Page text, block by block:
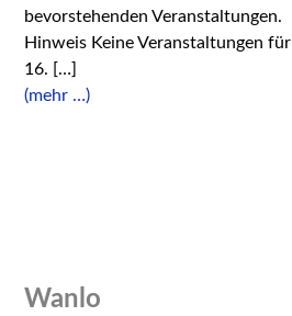
bevorstehenden Veranstaltungen.
Hinweis Keine Veranstaltungen für
16. […]
(mehr …)
Wanlo